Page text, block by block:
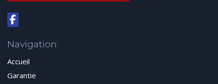
Navigation
Accueil
Garantie